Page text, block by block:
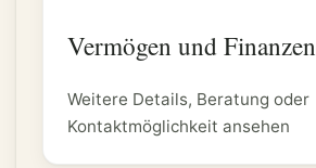
Vermögen und Finanzen
Weitere Details, Beratung oder
Kontaktmöglichkeit ansehen